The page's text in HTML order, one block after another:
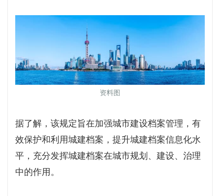
资料图
据了解，该规定旨在加强城市建设档案管理，有
效保护和利用城建档案，提升城建档案信息化水
平，充分发挥城建档案在城市规划、建设、治理
中的作用。